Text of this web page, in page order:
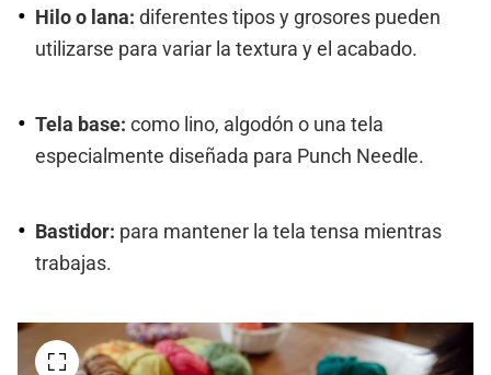
Hilo o lana: diferentes tipos y grosores pueden
utilizarse para variar la textura y el acabado.
Tela base: como lino, algodón o una tela
especialmente diseñada para Punch Needle.
Bastidor: para mantener la tela tensa mientras
trabajas.